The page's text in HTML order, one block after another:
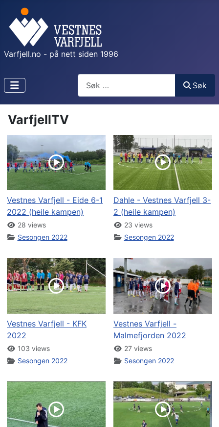
Varfjell.no - på nett siden 1996
Søk
VarfjellTV
Vestnes Varfjell - Eide 6-1
2022 (heile kampen)
28 views
Sesongen 2022
Dahle - Vestnes Varfjell 3-
2 (heile kampen)
23 views
Sesongen 2022
Vestnes Varfjell - KFK
2022
103 views
Sesongen 2022
Vestnes Varfjell -
Malmefjorden 2022
27 views
Sesongen 2022